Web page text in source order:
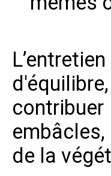
de la